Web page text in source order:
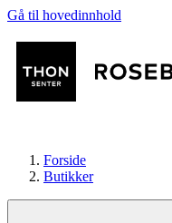
Gå til hovedinnhold
Forside
Butikker